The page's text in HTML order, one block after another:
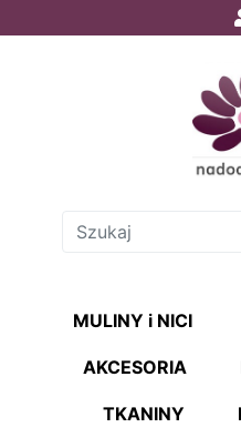
MULINY i NICI
AKCESORIA
TKANINY